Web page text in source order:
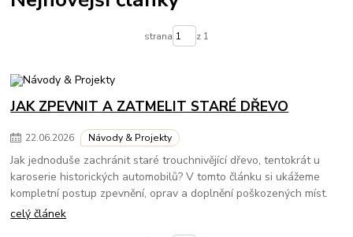
strana z 1
JAK ZPEVNIT A ZATMELIT STARÉ DŘEVO
22.06.2026 Návody & Projekty
Jak jednoduše zachránit staré trouchnivějící dřevo, tentokrát u
karoserie historických automobilů? V tomto článku si ukážeme
kompletní postup zpevnění, oprav a doplnění poškozených míst.
celý článek